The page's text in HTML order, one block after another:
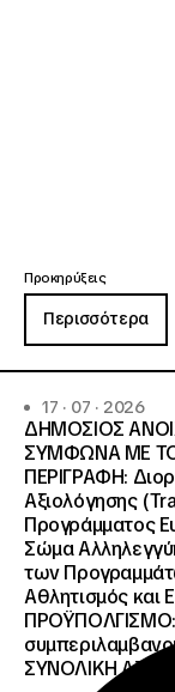
Προκηρύξεις
Περισσότερα
17 · 07 · 2026
ΔΗΜΟΣΙΟΣ
ΣΥΜΦΩΝΑ ΜΕ
ΠΕΡΙΓΡΑΦΗ:
Αξιολόγησης
Προγράμματος
Σώμα
των
Αθλητισμός
ΣΥΝΟΛΙΚΗ ΑΞΙΑ